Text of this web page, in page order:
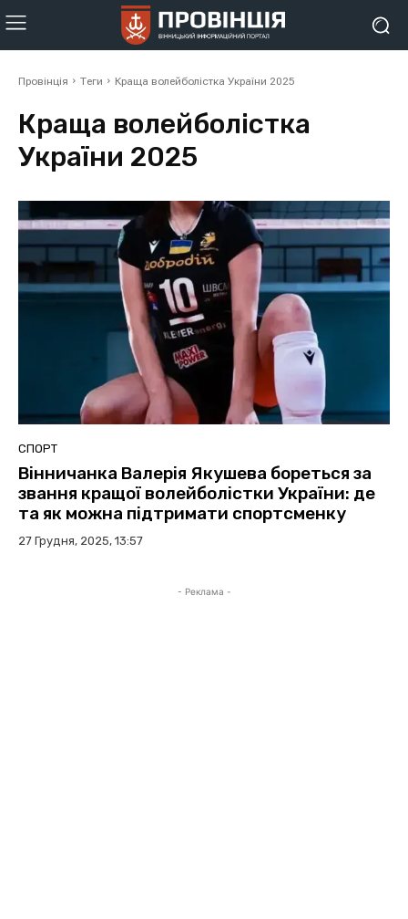
Провінція Теги Краща волейболістка України 2025
Краща волейболістка
України 2025
СПОРТ
Вінничанка Валерія Якушева бореться за
звання кращої волейболістки України: де
та як можна підтримати спортсменку
27 Грудня, 2025, 13:57
- Реклама -